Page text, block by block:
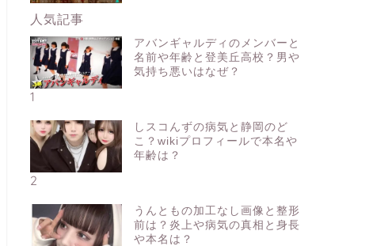
人気記事
1
アバンギャルディのメンバーと
名前や年齢と登美丘高校？男や
気持ち悪いはなぜ？
2
しスコんずの病気と静岡のど
こ？wikiプロフィールで本名や
年齢は？
うんともの加工なし画像と整形
前は？炎上や病気の真相と身長
や本名は？